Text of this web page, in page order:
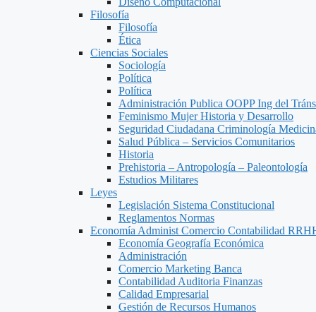
Filosofía
Filosofía
Ética
Ciencias Sociales
Sociología
Política
Política
Administración Publica OOPP Ing del
Feminismo Mujer Historia y Desarrollo
Seguridad Ciudadana Criminología
Salud Pública – Servicios Comunitarios
Historia
Prehistoria – Antropología – Paleontología
Estudios Militares
Leyes
Legislación Sistema Constitucional
Reglamentos Normas
Economía Administ Comercio Contabilidad
Economía Geografía Económica
Administración
Comercio Marketing Banca
Contabilidad Auditoria Finanzas
Calidad Empresarial
Gestión de Recursos Humanos